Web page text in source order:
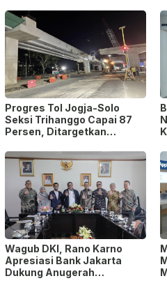
Progres Tol Jogja-Solo
Seksi Trihanggo Capai 87
Persen, Ditargetkan
Bawen Agustus 2026
Wagub DKI, Rano Karno
Apresiasi Bank Jakarta
Dukung Anugerah